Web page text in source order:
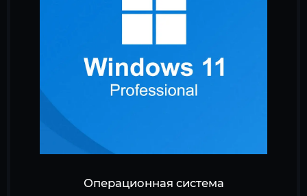
Операционная система